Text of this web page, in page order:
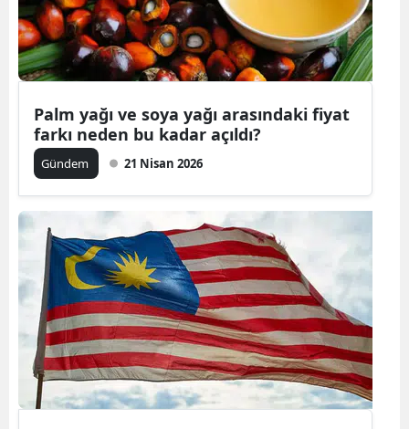
Muğla
Muş
Rize
Samsun
Siirt
Sinop
Sivas
Palm yağı ve soya yağı arasındaki fiyat
farkı neden bu kadar açıldı?
Gündem 21 Nisan 2026